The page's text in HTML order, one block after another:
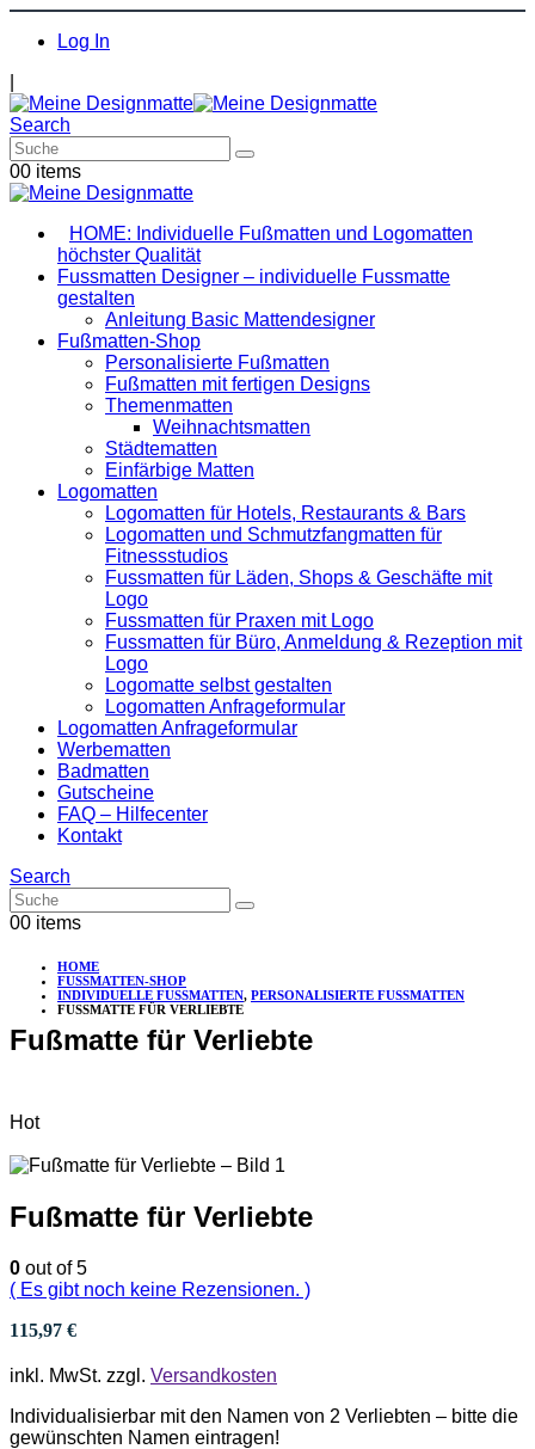
Log In
Search
00 items
HOME: Individuelle Fußmatten und Logomatten
höchster Qualität
Fussmatten Designer – individuelle Fussmatte
gestalten
Anleitung Basic Mattendesigner
Fußmatten-Shop
Personalisierte Fußmatten
Fußmatten mit fertigen Designs
Themenmatten
Weihnachtsmatten
Städtematten
Einfärbige Matten
Logomatten
Logomatten für Hotels, Restaurants & Bars
Logomatten und Schmutzfangmatten für
Fitnessstudios
Fussmatten für Läden, Shops & Geschäfte mit
Logo
Fussmatten für Praxen mit Logo
Fussmatten für Büro, Anmeldung & Rezeption mit
Logo
Logomatte selbst gestalten
Logomatten Anfrageformular
Logomatten Anfrageformular
Werbematten
Badmatten
Gutscheine
FAQ – Hilfecenter
Kontakt
Search
00 items
HOME
FUSSMATTEN-SHOP
INDIVIDUELLE FUSSMATTEN, PERSONALISIERTE FUSSMATTEN
FUSSMATTE FÜR VERLIEBTE
Fußmatte für Verliebte
Hot
Fußmatte für Verliebte
0 out of 5
( Es gibt noch keine Rezensionen. )
115,97 €
inkl. MwSt. zzgl. Versandkosten
Individualisierbar mit den Namen von 2 Verliebten – bitte die
gewünschten Namen eintragen!